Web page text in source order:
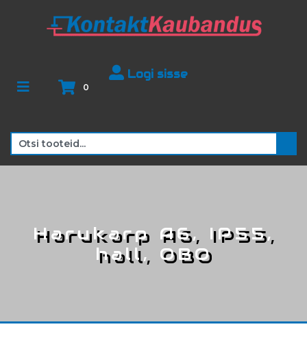
0
Logi sisse
Harukarp A6, IP55,
hall, OBO